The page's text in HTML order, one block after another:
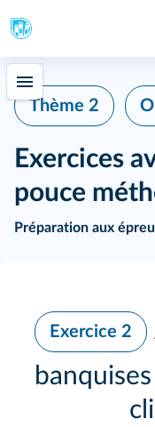
Thème 2
Exercices
pouce
Préparation aux
Exercice 2